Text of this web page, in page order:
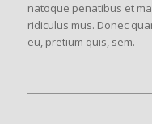
natoque penatibus et
ridiculus mus. Donec
eu, pretium quis, sem.